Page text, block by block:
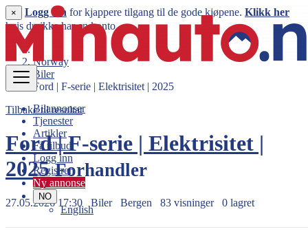
Bilannonser
Tjenester
Artikler
Få tilbud
Logg inn
Registrer
Ny annonse
NO
English
× Logg inn for kjappere tilgang til de gode kjøpene. Klikk her
hvis du ikke har en konto.
Norway
Biler
Ford | F-serie | Elektrisitet | 2025
Tilbake til resultat
Ford | F-serie | Elektrisitet |
2025Forhandler
27.05.2026 17:30 Biler Bergen 83 visninger 0 lagret